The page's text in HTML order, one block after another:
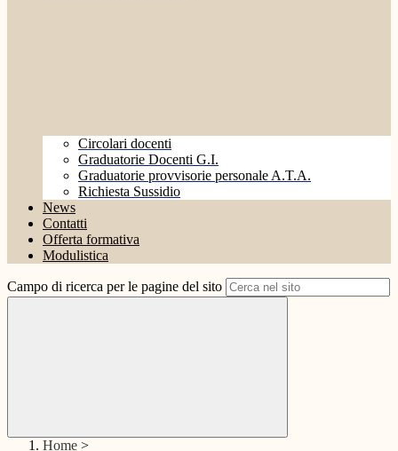
Circolari docenti
Graduatorie Docenti G.I.
Graduatorie provvisorie personale A.T.A.
Richiesta Sussidio
News
Contatti
Offerta formativa
Modulistica
Campo di ricerca per le pagine del sito
Home >